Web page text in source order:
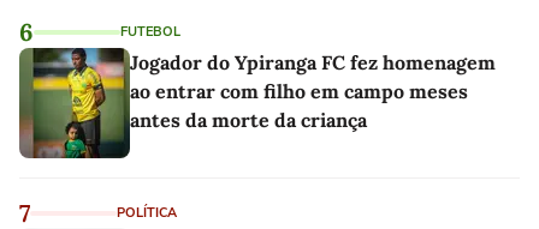
6 FUTEBOL
Jogador do Ypiranga FC fez homenagem
ao entrar com filho em campo meses
antes da morte da criança
7 POLÍTICA